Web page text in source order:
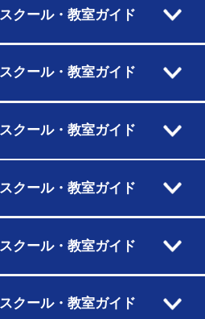
クール・教室ガイド
クール・教室ガイド
クール・教室ガイド
クール・教室ガイド
クール・教室ガイド
クール・教室ガイド